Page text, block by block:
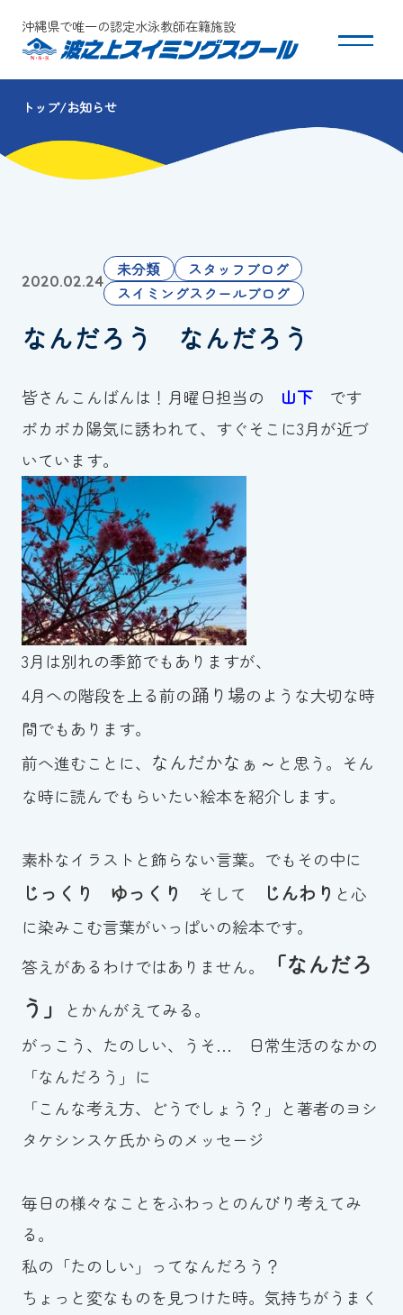
沖縄県で唯一の認定水泳教師在籍施設
スクールについて
コース・クラス紹介
団体会員募集
保護者の方へ
採用情報
お知らせ
カレンダー
波スイタイムズ
お問い合わせ
Tel.098-863-7264
平日 9:00～22:00｜土祝 9:00～21:00
メールでお問い合わせ
トップ お知らせ
2020.02.24
未分類
スタッフブログ
スイミングスクールブログ
なんだろう なんだろう
皆さんこんばんは！月曜日担当の 山下です
ポカポカ陽気に誘われて、すぐそこに3月が近づ
いています。
3月は別れの季節でもありますが、
4月への階段を上る前の踊り場のような大切な時
間でもあります。
前へ進むことに、 なんだかなぁ～ と思う。そん
な時に読んでもらいたい絵本を紹介します。
素朴なイラストと飾らない言葉。でもその中に
じっくり ゆっくり そして じんわり と心
に染みこむ言葉がいっぱいの絵本です。
答えがあるわけではありません。
「なんだろ
う」
とかんがえてみる。
がっこう、たのしい、うそ… 日常生活のなかの
「なんだろう」に
「こんな考え方、どうでしょう？」と著者のヨシ
タケシンスケ氏からのメッセージ
毎日の様々なことをふわっとのんびり考えてみ
る。
私の「たのしい」ってなんだろう？
ちょっと変なものを見つけた時。気持ちがうまく